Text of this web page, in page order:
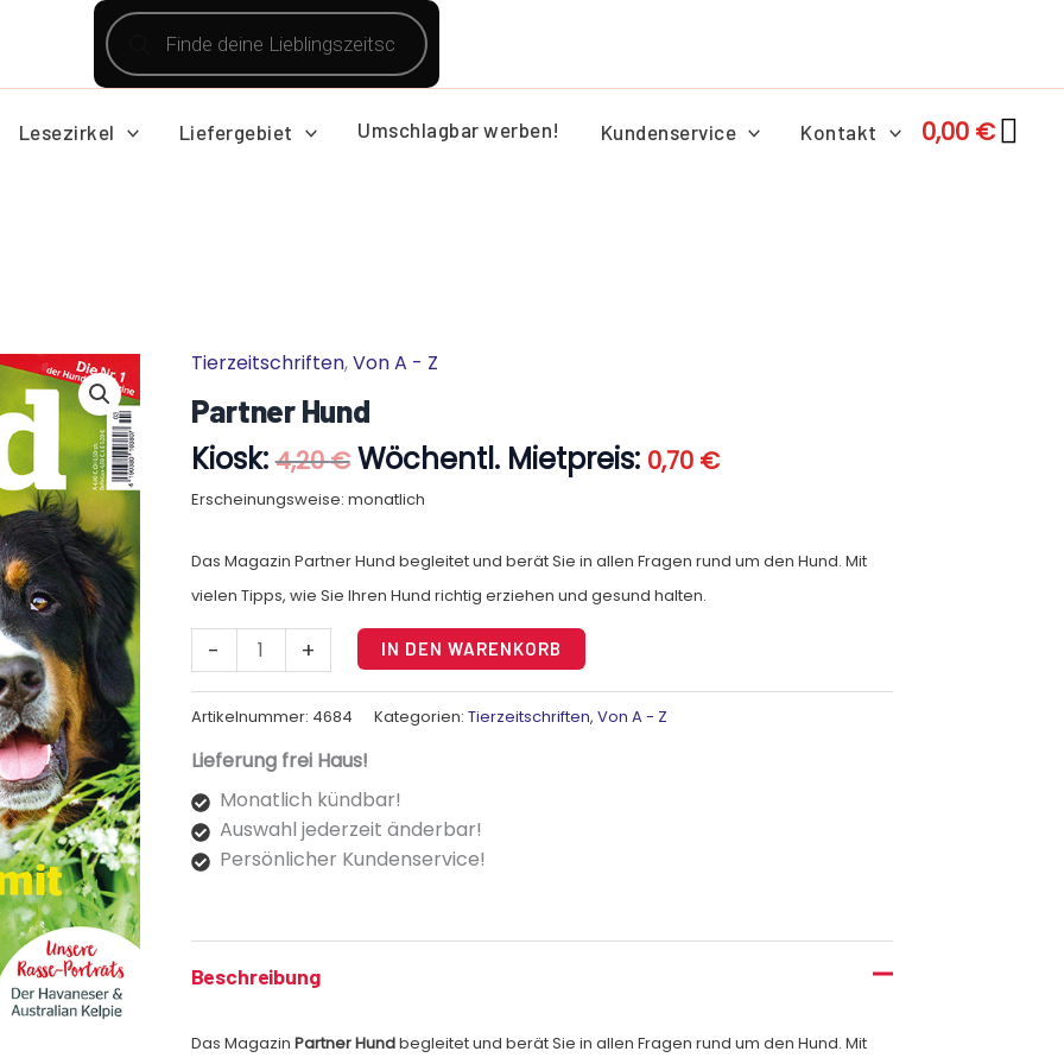
Products
search
Lesezirkel Liefergebiet Umschlagbar werben! Kundenservice Kontakt 0,00 €
Tierzeitschriften,Von A - Z
Partner Hund
Kiosk: 4,20€
Ursprünglicher
Preis
war:
4,20 €
Wöchentl. Mietpreis: 0,70 €0,70 €.
Erscheinungsweise: monatlich
Das Magazin Partner Hund begleitet und berät Sie in allen Fragen rund um den Hund. Mit
vielen Tipps, wie Sie Ihren Hund richtig erziehen und gesund halten.
-
Partner
Hund
Menge
+ IN DEN WARENKORB Alternative:
Artikelnummer: 4684 Kategorien: Tierzeitschriften, Von A - Z
Lieferung frei Haus!
Monatlich kündbar!
Auswahl jederzeit änderbar!
Persönlicher Kundenservice!
Beschreibung
Das Magazin Partner Hundbegleitet und berät Sie in allen Fragen rund um den Hund. Mit